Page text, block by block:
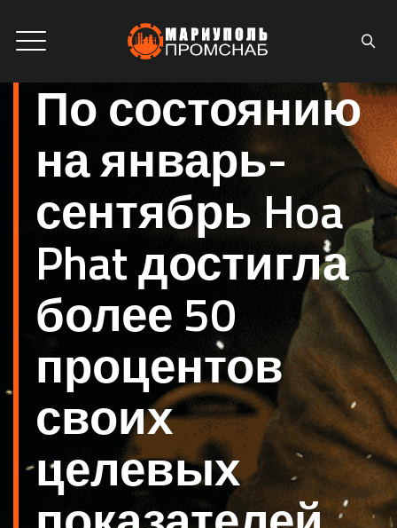
По состоянию
на январь-
сентябрь Hoa
Phat достигла
более 50
процентов
своих
целевых